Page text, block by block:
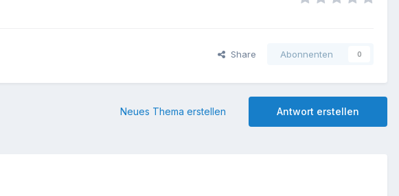
Share Abonnenten 0
Antwort erstellen
Neues Thema erstellen